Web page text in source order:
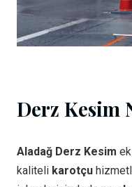
Derz Kesim
Aladağ Derz Kesim
kaliteli karotçu